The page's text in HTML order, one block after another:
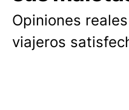
Opiniones
viajeros